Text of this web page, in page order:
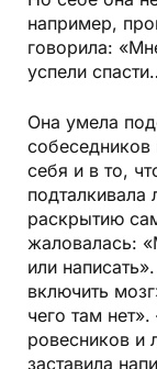
например,
говорила:
успели
Она умела
собеседников
себя и в то,
раскрытию
жаловалась:
или
включить
чего там
ровесников и
заставила